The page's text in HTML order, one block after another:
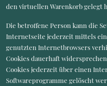
den virtuellen Warenkorb gelegt
Die betroffene Person kann die
Internetseite jederzeit mittels
genutzten Internetbrowsers
Cookies dauerhaft
Cookies jederzeit über einen
Softwareprogramme gelöscht